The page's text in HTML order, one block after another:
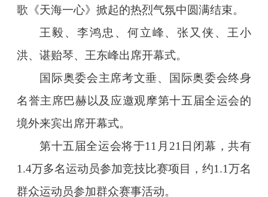
歌《天海一心》掀起的热烈气氛中圆满结束。
王毅、李鸿忠、何立峰、张又侠、王小
洪、谌贻琴、王东峰出席开幕式。
国际奥委会主席考文垂、国际奥委会终身
名誉主席巴赫以及应邀观摩第十五届全运会的
境外来宾出席开幕式。
第十五届全运会将于11月21日闭幕，共有
1.4万多名运动员参加竞技比赛项目，约1.1万名
群众运动员参加群众赛事活动。